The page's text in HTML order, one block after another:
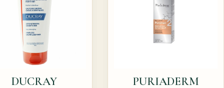
DUCRAY
PURIADERM